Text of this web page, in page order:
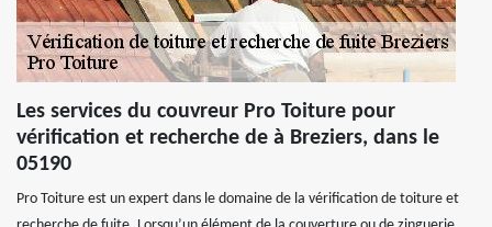
Les services du couvreur Pro Toiture pour
vérification et recherche de à Breziers, dans le
05190
Pro Toiture est un expert dans le domaine de la vérification de toiture et